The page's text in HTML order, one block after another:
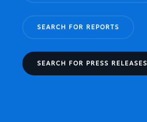
SEARCH FOR REPORTS
SEARCH FOR PRESS RELEASES